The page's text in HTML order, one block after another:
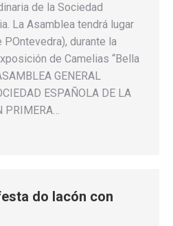
de la Sociedad
La Asamblea tendrá lugar
durante la
de Camelias “Bella
GENERAL
ESPAÑOLA DE LA
PRIMERA…
do lacón con